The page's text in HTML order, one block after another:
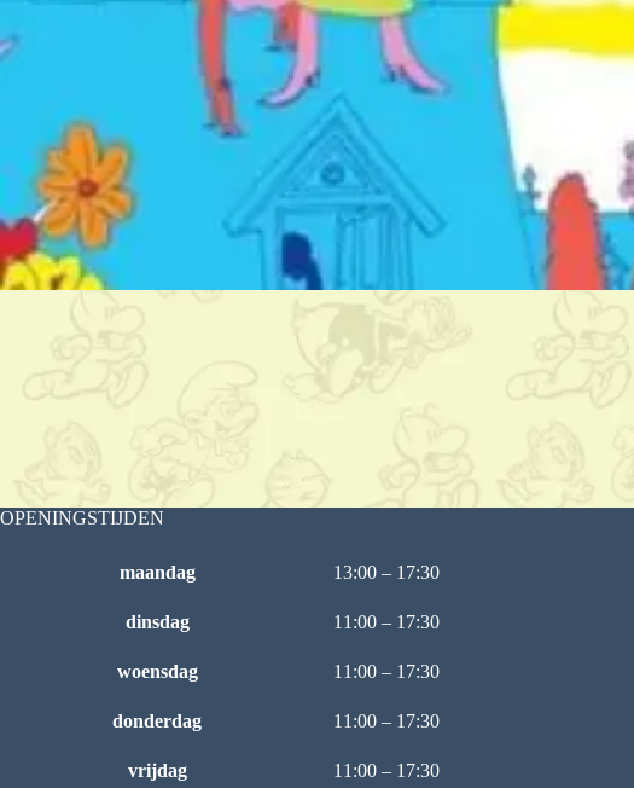
OPENINGSTIJDEN
maandag 13:00 – 17:30
dinsdag 11:00 – 17:30
woensdag 11:00 – 17:30
donderdag 11:00 – 17:30
vrijdag 11:00 – 17:30